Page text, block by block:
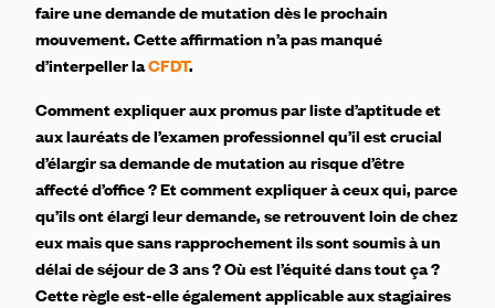
faire une demande de mutation dès le prochain
mouvement. Cette affirmation n’a pas manqué
d’interpeller laCFDT.
Comment expliquer aux promus par liste d’aptitude et
aux lauréats de l’examen professionnel qu’il est crucial
d’élargir sa demande de mutation au risque d’être
affecté d’office ? Et comment expliquer à ceux qui, parce
qu’ils ont élargi leur demande, se retrouvent loin de chez
eux mais que sans rapprochement ils sont soumis à un
délai de séjour de 3 ans ? Où est l’équité dans tout ça ?
Cette règle est-elle également applicable aux stagiaires